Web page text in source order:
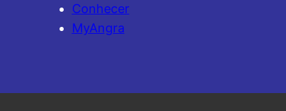
Conhecer
MyAngra